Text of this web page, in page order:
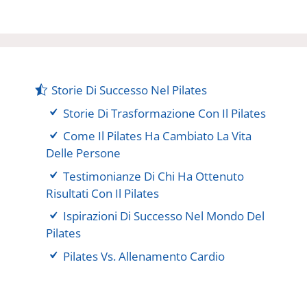
Storie Di Successo Nel Pilates
Storie Di Trasformazione Con Il Pilates
Come Il Pilates Ha Cambiato La Vita
Delle Persone
Testimonianze Di Chi Ha Ottenuto
Risultati Con Il Pilates
Ispirazioni Di Successo Nel Mondo Del
Pilates
Pilates Vs. Allenamento Cardio